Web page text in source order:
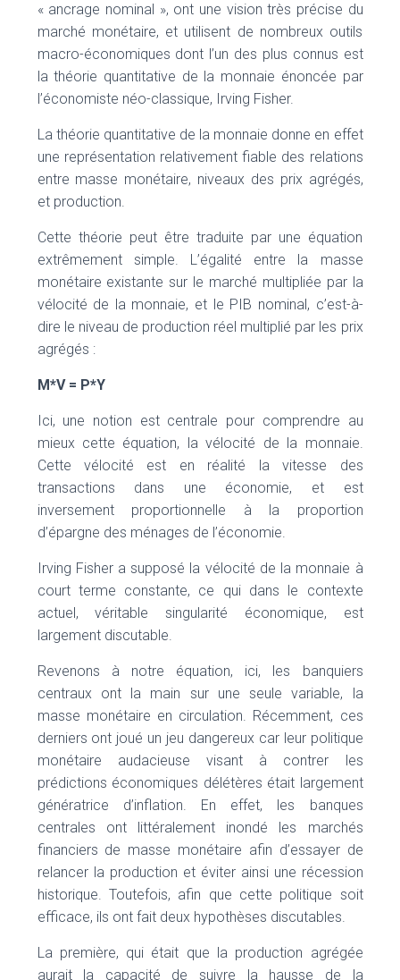
« ancrage nominal », ont une vision très précise du
marché monétaire, et utilisent de nombreux outils
macro-économiques dont l’un des plus connus est
la théorie quantitative de la monnaie énoncée par
l’économiste néo-classique, Irving Fisher.
La théorie quantitative de la monnaie donne en effet
une représentation relativement fiable des relations
entre masse monétaire, niveaux des prix agrégés,
et production.
Cette théorie peut être traduite par une équation
extrêmement simple. L’égalité entre la masse
monétaire existante sur le marché multipliée par la
vélocité de la monnaie, et le PIB nominal, c’est-à-
dire le niveau de production réel multiplié par les prix
agrégés :
M*V = P*Y
Ici, une notion est centrale pour comprendre au
mieux cette équation, la vélocité de la monnaie.
Cette vélocité est en réalité la vitesse des
transactions dans une économie, et est
inversement proportionnelle à la proportion
d’épargne des ménages de l’économie.
Irving Fisher a supposé la vélocité de la monnaie à
court terme constante, ce qui dans le contexte
actuel, véritable singularité économique, est
largement discutable.
Revenons à notre équation, ici, les banquiers
centraux ont la main sur une seule variable, la
masse monétaire en circulation. Récemment, ces
derniers ont joué un jeu dangereux car leur politique
monétaire audacieuse visant à contrer les
prédictions économiques délétères était largement
génératrice d’inflation. En effet, les banques
centrales ont littéralement inondé les marchés
financiers de masse monétaire afin d’essayer de
relancer la production et éviter ainsi une récession
historique. Toutefois, afin que cette politique soit
efficace, ils ont fait deux hypothèses discutables.
La première, qui était que la production agrégée
aurait la capacité de suivre la hausse de la